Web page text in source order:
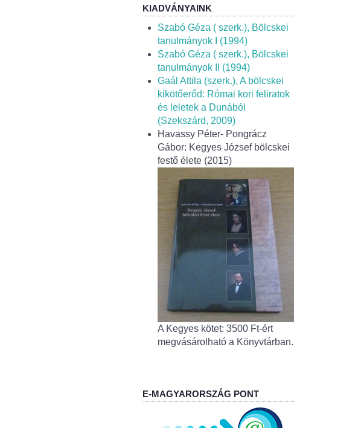
KIADVÁNYAINK
Szabó Géza ( szerk.), Bölcskei
tanulmányok I (1994)
Szabó Géza ( szerk.), Bölcskei
tanulmányok II (1994)
Gaál Attila (szerk.), A bölcskei
kikötőerőd: Római kori feliratok
és leletek a Dunából
(Szekszárd, 2009)
Havassy Péter- Pongrácz
Gábor: Kegyes József bölcskei
festő élete (2015)
A Kegyes kötet: 3500 Ft-ért
megvásárolható a Könyvtárban.
E-MAGYARORSZÁG PONT